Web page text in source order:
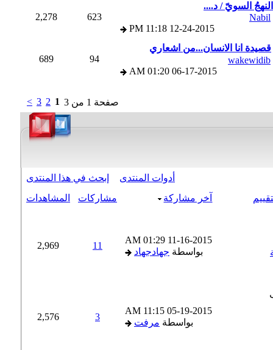
السويّ / د....
12-24-2015
11:18 PM
623
2,278
انا الانسان...من اشعاري
06-17-2015
01:20 AM
94
689
صفحة 1 من 3 >
أدوات المنتدى
إبحث في هذا المنتدى
آخر مشاركة مشاركات المشاهدات
11-16-2015
01:29 AM
بواسطةجهادجهاد
11
2,969
05-19-2015
11:15 AM
بواسطةمرفت
2,576